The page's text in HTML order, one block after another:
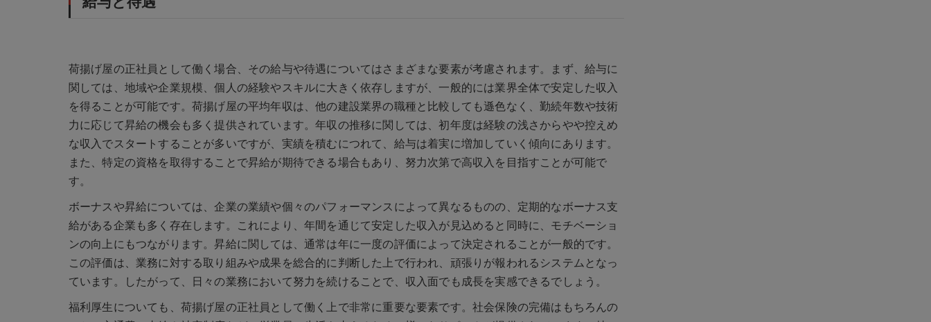
荷揚げ屋の正社員として働く場合、その給与や待遇についてはさまざまな要素が考慮されます。まず、給与に
関しては、地域や企業規模、個人の経験やスキルに大きく依存しますが、一般的には業界全体で安定した収入
を得ることが可能です。荷揚げ屋の平均年収は、他の建設業界の職種と比較しても遜色なく、勤続年数や技術
力に応じて昇給の機会も多く提供されています。年収の推移に関しては、初年度は経験の浅さからやや控えめ
な収入でスタートすることが多いですが、実績を積むにつれて、給与は着実に増加していく傾向にあります。
また、特定の資格を取得することで昇給が期待できる場合もあり、努力次第で高収入を目指すことが可能で
す。
ボーナスや昇給については、企業の業績や個々のパフォーマンスによって異なるものの、定期的なボーナス支
給がある企業も多く存在します。これにより、年間を通じて安定した収入が見込めると同時に、モチベーショ
ンの向上にもつながります。昇給に関しては、通常は年に一度の評価によって決定されることが一般的です。
この評価は、業務に対する取り組みや成果を総合的に判断した上で行われ、頑張りが報われるシステムとなっ
ています。したがって、日々の業務において努力を続けることで、収入面でも成長を実感できるでしょう。
福利厚生についても、荷揚げ屋の正社員として働く上で非常に重要な要素です。社会保険の完備はもちろんの